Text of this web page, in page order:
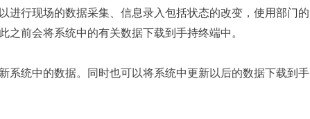
进行现场的数据采集、信息录入包括状态的改变，使用部门的
前会将系统中的有关数据下载到手持终端中。
统中的数据。同时也可以将系统中更新以后的数据下载到手